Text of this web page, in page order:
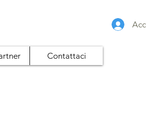
Contattaci